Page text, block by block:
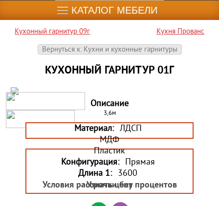
КАТАЛОГ МЕБЕЛИ
Кухонный гарнитур 09г
Кухня Прованс
Вернуться к: Кухни и кухонные гарнитуры
КУХОННЫЙ ГАРНИТУР 01Г
Описание
3,6м
Материал: ЛДСП
МДФ
Пластик
Конфигурация: Прямая
Длина 1: 3600
Узнать цену
Условия рассрочки без процентов